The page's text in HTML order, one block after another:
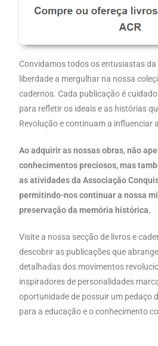
Convidamos todos os entusiastas
liberdade a mergulhar na nossa
cadernos. Cada publicação é
para refletir os ideais e as histórias
Revolução e continuam a influenciar
Ao adquirir as nossas obras,não
conhecimentos preciosos, mas
as atividades da Associação
permitindo-nos continuar a nossa
preservação da memória histórica.
Visite a nossa secção de livros e
descobrir as publicações que
detalhadas dos movimentos
inspiradores de personalidades
oportunidade de possuir um pedaço
para a educação e o conhecimento